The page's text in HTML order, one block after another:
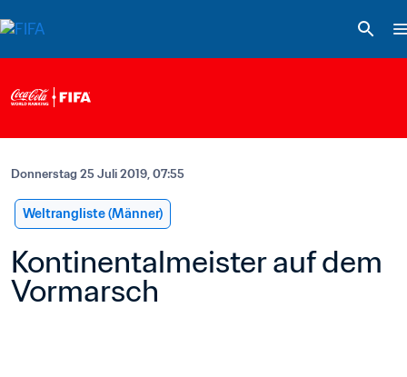
Donnerstag 25 Juli 2019, 07:55
Weltrangliste (Männer)
Kontinentalmeister auf dem
Vormarsch